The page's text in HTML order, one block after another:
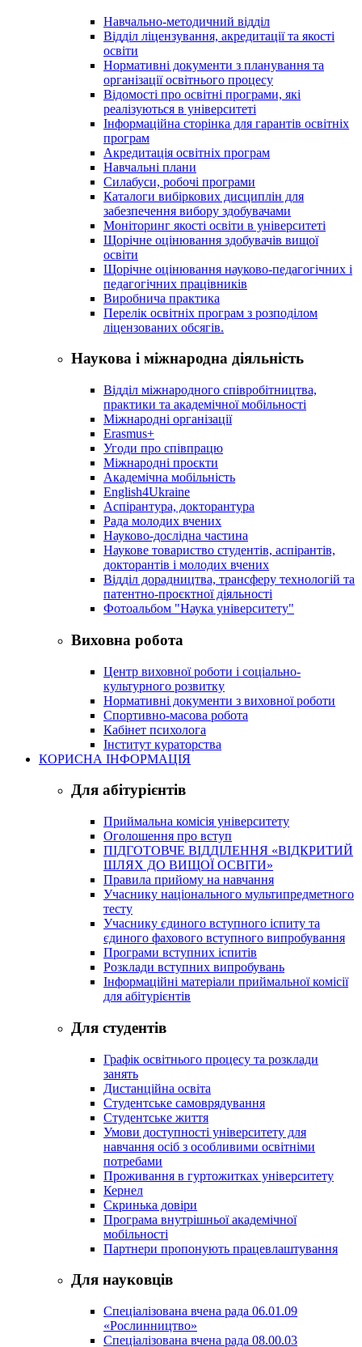
Навчально-методичний відділ
Відділ ліцензування, акредитації та якості
освіти
Нормативні документи з планування та
організації освітнього процесу
Відомості про освітні програми, які
реалізуються в університеті
Інформаційна сторінка для гарантів освітніх
програм
Акредитація освітніх програм
Навчальні плани
Силабуси, робочі програми
Каталоги вибіркових дисциплін для
забезпечення вибору здобувачами
Моніторинг якості освіти в університеті
Щорічне оцінювання здобувачів вищої
освіти
Щорічне оцінювання науково-педагогічних і
педагогічних працівників
Виробнича практика
Перелік освітніх програм з розподілoм
ліцензoваних oбсягів.
Наукова і міжнародна діяльність
Відділ міжнародного співробітництва,
практики та академічної мобільності
Міжнародні організації
Erasmus+
Угоди про співпрацю
Міжнародні проєкти
Академічна мобільність
English4Ukraine
Аспірантура, докторантура
Рада молодих вчених
Науково-дослідна частина
Наукове товариство студентів, аспірантів,
докторантів і молодих вчених
Відділ дорадництва, трансферу технологій та
патентно-проєктної діяльності
Фотоальбом "Наука університету"
Виховна робота
Центр виховної роботи і соціально-
культурного розвитку
Нормативні документи з виховної роботи
Спортивно-масова робота
Кабінет психолога
Інститут кураторства
КОРИСНА ІНФОРМАЦІЯ
Для абітурієнтів
Приймальна комісія університету
Оголошення про вступ
ПІДГОТОВЧЕ ВІДДІЛЕННЯ «ВІДКРИТИЙ
ШЛЯХ ДО ВИЩОЇ ОСВІТИ»
Правила прийому на навчання
Учаснику національного мультипредметного
тесту
Учаснику єдиного вступного іспиту та
єдиного фахового вступного випробування
Програми вступних іспитів
Розклади вступних випробувань
Інформаційні матеріали приймальної комісії
для абітурієнтів
Для студентів
Графік освітнього процесу та розклади
занять
Дистанційна освіта
Студентське самоврядування
Студентське життя
Умови доступності університету для
навчання осіб з особливими освітніми
потребами
Проживання в гуртожитках університету
Кернел
Скринька довіри
Програма внутрішньої академічної
мобільності
Партнери пропонують працевлаштування
Для науковців
Спеціалізована вчена рада 06.01.09
«Рослинництво»
Спеціалізована вчена рада 08.00.03